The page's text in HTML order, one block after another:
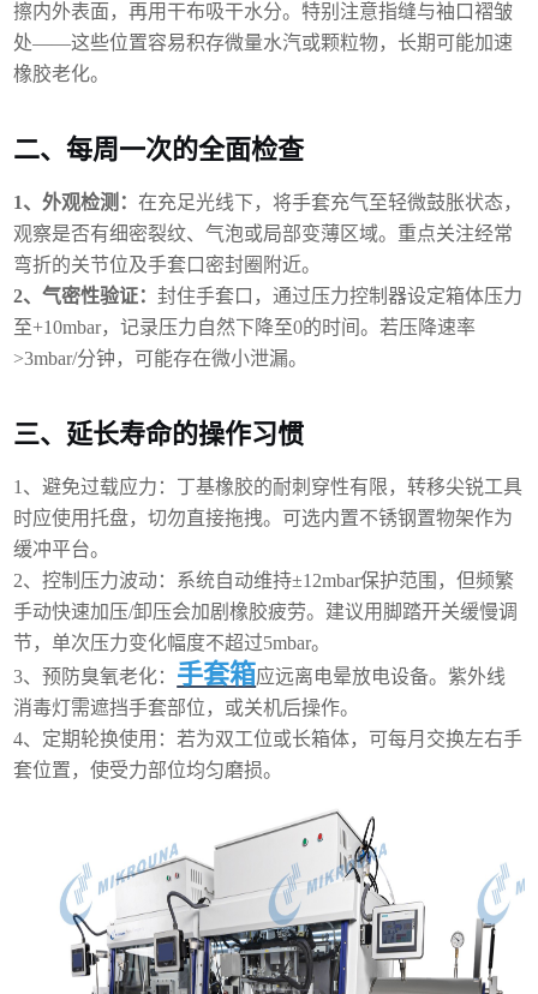
擦内外表面，再用干布吸干水分。特别注意指缝与袖口褶皱
处——这些位置容易积存微量水汽或颗粒物，长期可能加速
橡胶老化。
二、每周一次的全面检查
1、外观检测：在充足光线下，将手套充气至轻微鼓胀状态，
观察是否有细密裂纹、气泡或局部变薄区域。重点关注经常
弯折的关节位及手套口密封圈附近。
2、气密性验证：封住手套口，通过压力控制器设定箱体压力
至+10mbar，记录压力自然下降至0的时间。若压降速率
>3mbar/分钟，可能存在微小泄漏。
三、延长寿命的操作习惯
1、避免过载应力：丁基橡胶的耐刺穿性有限，转移尖锐工具
时应使用托盘，切勿直接拖拽。可选内置不锈钢置物架作为
缓冲平台。
2、控制压力波动：系统自动维持±12mbar保护范围，但频繁
手动快速加压/卸压会加剧橡胶疲劳。建议用脚踏开关缓慢调
节，单次压力变化幅度不超过5mbar。
3、预防臭氧老化： 手套箱应远离电晕放电设备。紫外线
消毒灯需遮挡手套部位，或关机后操作。
4、 定期轮换使用：若为双工位或长箱体，可每月交换左右手
套位置，使受力部位均匀磨损。